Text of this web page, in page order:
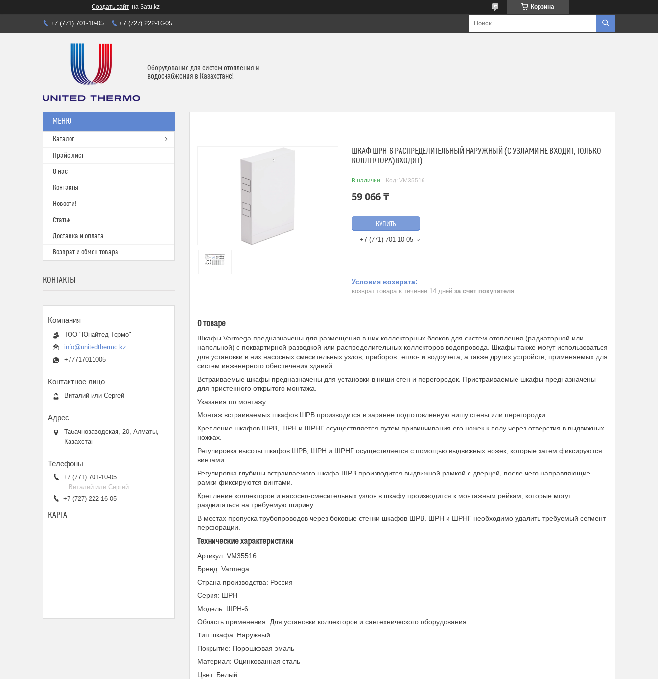
Создать сайт на Satu.kz Корзина
+7 (771) 701-10-05 +7 (727) 222-16-05
Оборудование для систем отопления и
водоснабжения в Казахстане!
ШКАФ ШРН-6 РАСПРЕДЕЛИТЕЛЬНЫЙ НАРУЖНЫЙ (С УЗЛАМИ НЕ ВХОДИТ, ТОЛЬКО
КОЛЛЕКТОРА)ВХОДЯТ)
В наличии Код: VM35516
59 066 ₸
КУПИТЬ
+7 (771) 701-10-05
возврат товара в течение 14 дней за счет покупателя
О товаре
Шкафы Varmega предназначены для размещения в них коллекторных блоков для систем отопления (радиаторной или
напольной) с поквартирной разводкой или распределительных коллекторов водопровода. Шкафы также могут использоваться
для установки в них насосных смесительных узлов, приборов тепло- и водоучета, а также других устройств, применяемых для
систем инженерного обеспечения зданий.
Встраиваемые шкафы предназначены для установки в ниши стен и перегородок. Пристраиваемые шкафы предназначены
для пристенного открытого монтажа.
Указания по монтажу:
Монтаж встраиваемых шкафов ШРВ производится в заранее подготовленную нишу стены или перегородки.
Крепление шкафов ШРВ, ШРН и ШРНГ осуществляется путем привинчивания его ножек к полу через отверстия в выдвижных
ножках.
Регулировка высоты шкафов ШРВ, ШРН и ШРНГ осуществляется с помощью выдвижных ножек, которые затем фиксируются
винтами.
Регулировка глубины встраиваемого шкафа ШРВ производится выдвижной рамкой с дверцей, после чего направляющие
рамки фиксируются винтами.
Крепление коллекторов и насосно-смесительных узлов в шкафу производится к монтажным рейкам, которые могут
раздвигаться на требуемую ширину.
В местах пропуска трубопроводов через боковые стенки шкафов ШРВ, ШРН и ШРНГ необходимо удалить требуемый сегмент
перфорации.
Технические характеристики
Артикул: VM35516
Бренд: Varmega
Страна производства: Россия
Серия: ШРН
Модель: ШРН-6
Область применения: Для установки коллекторов и сантехнического оборудования
Тип шкафа: Наружный
Покрытие: Порошковая эмаль
Материал: Оцинкованная сталь
Цвет: Белый
Каталог
Прайс лист
О нас
Контакты
Новости!
Статьи
Доставка и оплата
Возврат и обмен товара
КОНТАКТЫ
ТОО "Юнайтед Термо"
info@unitedthermo.kz
+77717011005
Виталий или Сергей
Табачнозаводская, 20, Алматы,
Казахстан
+7 (771) 701-10-05
Виталий или Сергей
+7 (727) 222-16-05
КАРТА